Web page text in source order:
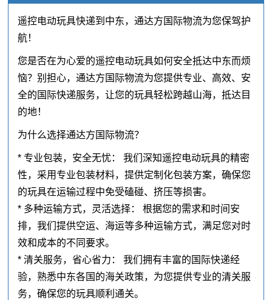
遥控电动玩具快递到中东，通达方国际物流为您保驾护
航！
您是否在为心爱的遥控电动玩具如何安全抵达中东而烦
恼？别担心，通达方国际物流为您提供专业、高效、安
全的国际快递服务，让您的玩具轻松跨越山海，抵达目
的地！
为什么选择通达方国际物流？
* 专业包装，安全无忧： 我们深知遥控电动玩具的精密
性，采用专业包装材料，提供定制化包装方案，确保您
的玩具在运输过程中免受磕碰、挤压等损害。
* 多种运输方式，灵活选择： 根据您的需求和时间安
排，我们提供空运、海运等多种运输方式，满足您对时
效和成本的不同要求。
* 清关服务，省心省力： 我们拥有丰富的国际快递经
验，熟悉中东各国的海关政策，为您提供专业的清关服
务，确保您的玩具顺利通关。